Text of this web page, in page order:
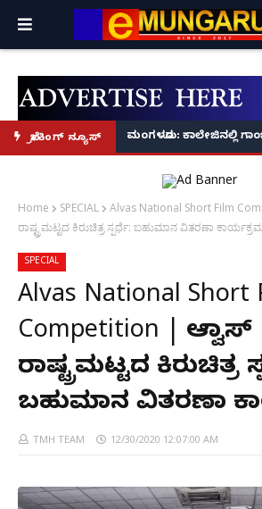
ಬ್ರೇಕಿಂಗ್ ನ್ಯೂಸ್
ಪ್ರಕಟಣೆ ಪ್ರಕರಣ5 ಮಂದಿ ವಿದ್ಯಾರ್ಥಿಗಳು ಬಂಧನ
ಮಂಗಳೂರು: ಕಾಲೇಜಿನಲ್ಲಿ
Home SPECIAL
Alvas National Short Film
ರಾಷ್ಟ್ರಮಟ್ಟದ ಕಿರುಚಿತ್ರ ಸ್ಪರ್ಧೆ: ಬಹುಮಾನ ವಿತರಣಾ
SPECIAL
Alvas National Short
Competition | ಆಳ್ವಾಸ್
ರಾಷ್ಟ್ರಮಟ್ಟದ ಕಿರುಚಿತ್ರ
ಬಹುಮಾನ ವಿತರಣಾ
TMH TEAM 12/30/2020 12:07:00 AM